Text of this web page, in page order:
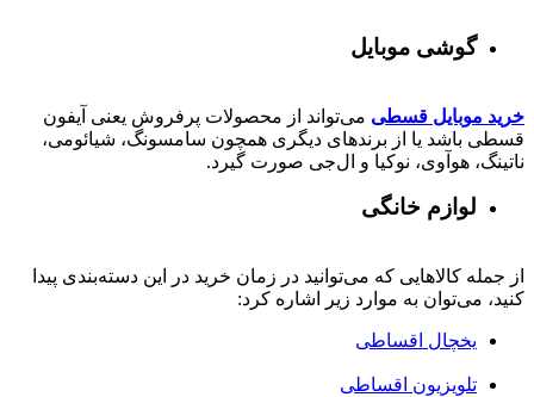
گوشی موبایل
خرید موبایل قسطی می‌تواند از محصولات پرفروش یعنی آیفون
قسطی باشد یا از برندهای دیگری همچون سامسونگ، شیائومی،
ناتینگ، هوآوی، نوکیا و ال‌جی صورت گیرد.
لوازم خانگی
از جمله کالاهایی که می‌توانید در زمان خرید در این دسته‌بندی پیدا
کنید، می‌توان به موارد زیر اشاره کرد:
یخچال اقساطی
تلویزیون اقساطی